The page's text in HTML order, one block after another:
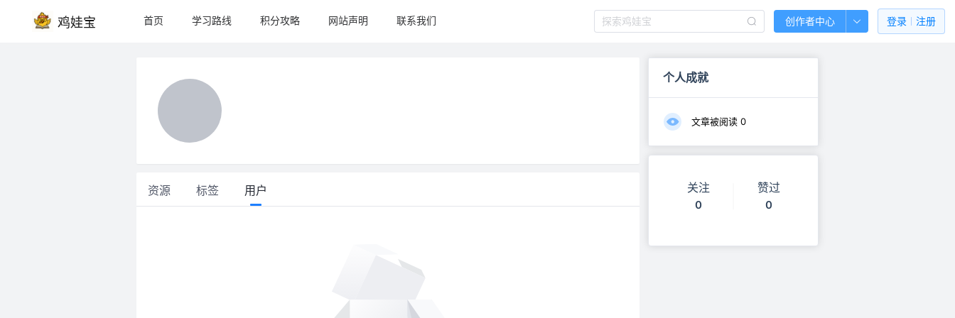
鸡娃宝 首页 学习路线 积分攻略 网站声明 联系我们 创作者中心 登录 注册
资源 标签 用户
个人成就
文章被阅读0
关注
0
赞过
0